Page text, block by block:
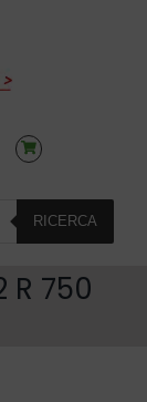
RICERCA
R 750